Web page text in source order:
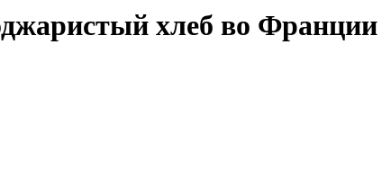
хлеб во Франции